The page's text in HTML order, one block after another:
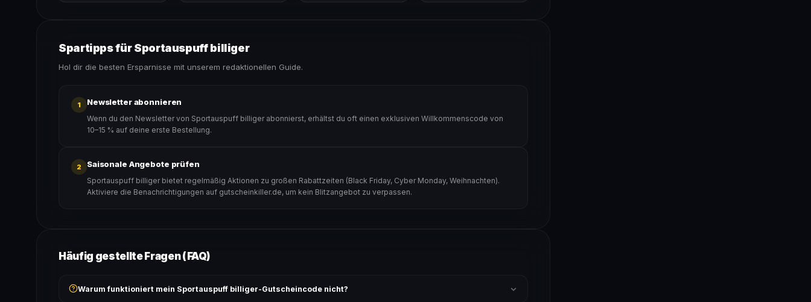
Spartipps für Sportauspuff billiger
Hol dir die besten Ersparnisse mit unserem redaktionellen Guide.
1 Newsletter abonnieren
Wenn du den Newsletter von Sportauspuff billiger abonnierst, erhältst du oft einen exklusiven Willkommenscode von
10–15 % auf deine erste Bestellung.
2 Saisonale Angebote prüfen
Sportauspuff billiger bietet regelmäßig Aktionen zu großen Rabattzeiten (Black Friday, Cyber Monday, Weihnachten).
Aktiviere die Benachrichtigungen auf gutscheinkiller.de, um kein Blitzangebot zu verpassen.
Häufig gestellte Fragen (FAQ)
Warum funktioniert mein Sportauspuff billiger-Gutscheincode nicht?